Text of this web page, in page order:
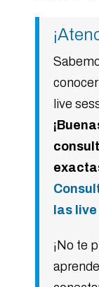
live
las
¡No te